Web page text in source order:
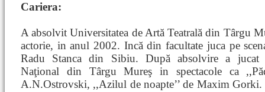
Cariera:
A absolvit Universitatea de Artă Teatrală din Târgu
actorie, in anul 2002. Incă din facultate juca pe
Radu Stanca din Sibiu. După absolvire a jucat
Naţional din Târgu Mureş in spectacole ca
A.N.Ostrovski, ,,Azilul de noapte’’ de Maxim